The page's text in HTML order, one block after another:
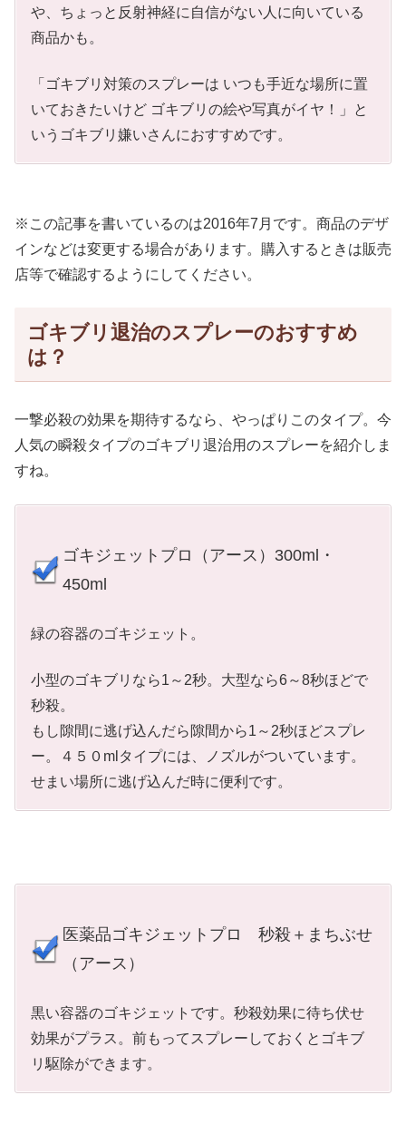
や、ちょっと反射神経に自信がない人に向いている
商品かも。
「ゴキブリ対策のスプレーは いつも手近な場所に置
いておきたいけど ゴキブリの絵や写真がイヤ！」と
いうゴキブリ嫌いさんにおすすめです。
※この記事を書いているのは2016年7月です。商品のデザ
インなどは変更する場合があります。購入するときは販売
店等で確認するようにしてください。
ゴキブリ退治のスプレーのおすすめ
は？
一撃必殺の効果を期待するなら、やっぱりこのタイプ。今
人気の瞬殺タイプのゴキブリ退治用のスプレーを紹介しま
すね。
ゴキジェットプロ（アース）300ml・
450ml
緑の容器のゴキジェット。
小型のゴキブリなら1～2秒。大型なら6～8秒ほどで
秒殺。
もし隙間に逃げ込んだら隙間から1～2秒ほどスプレ
ー。４５０mlタイプには、ノズルがついています。
せまい場所に逃げ込んだ時に便利です。
医薬品ゴキジェットプロ 秒殺＋まちぶせ
（アース）
黒い容器のゴキジェットです。秒殺効果に待ち伏せ
効果がプラス。前もってスプレーしておくとゴキブ
リ駆除ができます。